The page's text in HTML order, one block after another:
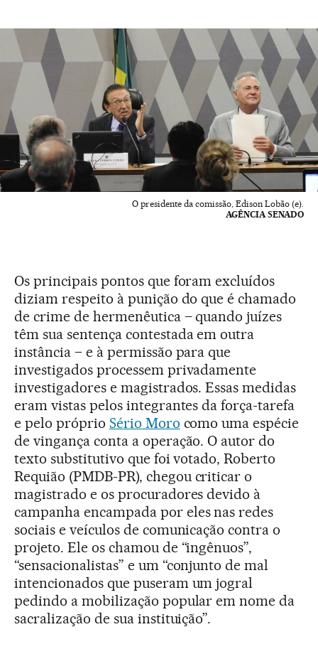
O presidente da comissão, Edison Lobão (e).
AGÊNCIA SENADO
Os principais pontos que foram excluídos
diziam respeito à punição do que é chamado
de crime de hermenêutica – quando juízes
têm sua sentença contestada em outra
instância – e à permissão para que
investigados processem privadamente
investigadores e magistrados. Essas medidas
eram vistas pelos integrantes da força-tarefa
e pelo próprio Sério Moro como uma espécie
de vingança conta a operação. O autor do
texto substitutivo que foi votado, Roberto
Requião (PMDB-PR), chegou criticar o
magistrado e os procuradores devido à
campanha encampada por eles nas redes
sociais e veículos de comunicação contra o
projeto. Ele os chamou de “ingênuos”,
“sensacionalistas” e um “conjunto de mal
intencionados que puseram um jogral
pedindo a mobilização popular em nome da
sacralização de sua instituição”.